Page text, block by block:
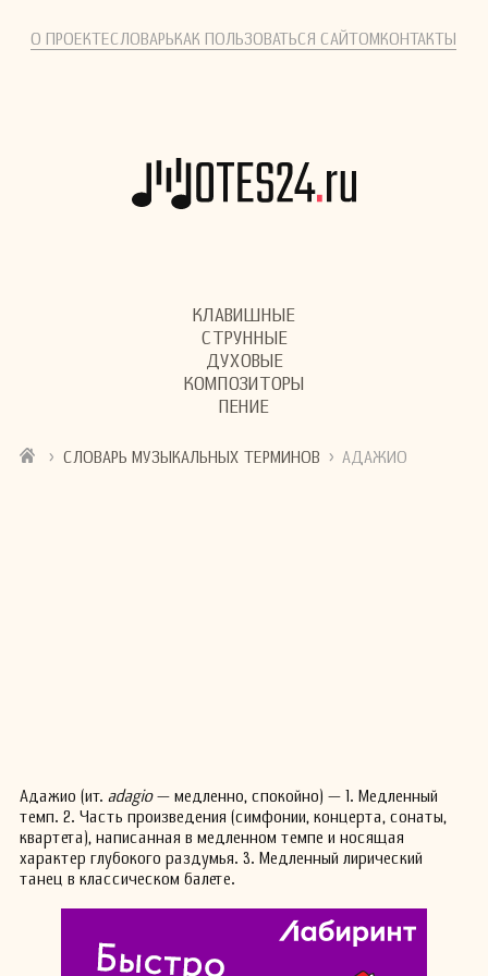
О ПРОЕКТЕСЛОВАРЬКАК ПОЛЬЗОВАТЬСЯ САЙТОМКОНТАКТЫ
КЛАВИШНЫЕ
СТРУННЫЕ
ДУХОВЫЕ
КОМПОЗИТОРЫ
ПЕНИЕ
› СЛОВАРЬ МУЗЫКАЛЬНЫХ ТЕРМИНОВ › АДАЖИО
Адажио (ит. adagio— медленно, спокойно) — 1. Медленный
темп. 2. Часть произведения (симфонии, концерта, сонаты,
квартета), написанная в медленном темпе и носящая
характер глубокого раздумья. 3. Медленный лирический
танец в классическом балете.